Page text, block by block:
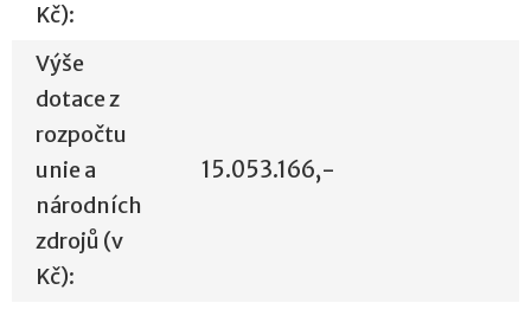
Kč):
Výše
dotace z
rozpočtu
unie a
národních
zdrojů (v
Kč):
15.053.166,-